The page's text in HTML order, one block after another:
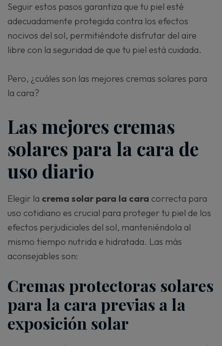
Seguir estos pasos garantiza que tu piel esté
adecuadamente protegida contra los efectos
nocivos del sol, permitiéndote disfrutar del aire
libre con la seguridad de que tu piel está cuidada.
Pero, ¿cuáles son las mejores cremas solares para
la cara?
Las mejores cremas
solares para la cara de
uso diario
Elegir la crema solar para la cara correcta para
uso cotidiano es crucial para proteger tu piel de los
efectos perjudiciales del sol, manteniéndola al
mismo tiempo nutrida e hidratada. Las más
aconsejables son:
Cremas protectoras solares
para la cara previas a la
exposición solar